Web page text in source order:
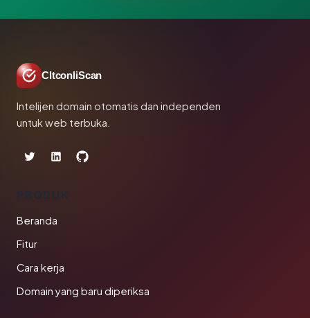
CltconliScan
Intelijen domain otomatis dan independen
untuk web terbuka.
PRODUK
Beranda
Fitur
Cara kerja
Domain yang baru diperiksa